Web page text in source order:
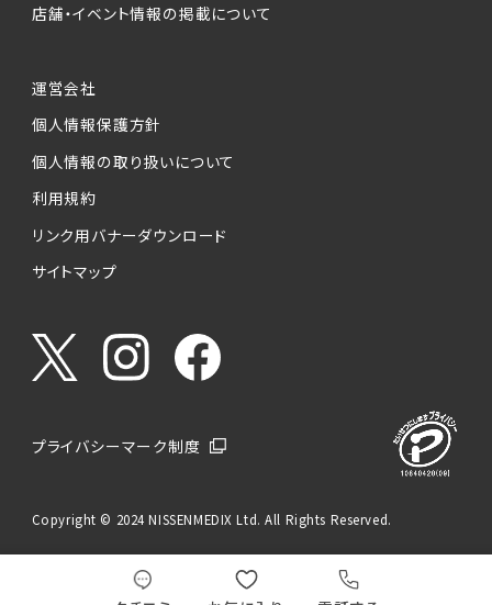
店舗・イベント情報の掲載について
運営会社
個人情報保護方針
個人情報の取り扱いについて
利用規約
リンク用バナーダウンロード
サイトマップ
プライバシーマーク制度
Copyright © 2024 NISSENMEDIX Ltd. All Rights Reserved.